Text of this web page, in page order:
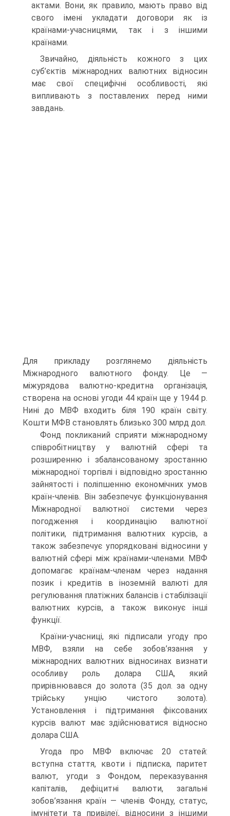
актами. Вони, як правило, мають право від
свого імені укладати договори як із
країнами-учасницями, так і з іншими
країнами.
Звичайно, діяльність кожного з цих
суб’єктів міжнародних валютних відносин
має свої специфічні особливості, які
випливають з поставлених перед ними
завдань.
Для прикладу розглянемо діяльність
Міжнародного валютного фонду. Це —
міжурядова валютно-кредитна організація,
створена на основі угоди 44 країн ще у 1944 р.
Нині до МВФ входить біля 190 країн світу.
Кошти МФВ становлять близько 300 млрд дол.
Фонд покликаний сприяти міжнародному
співробітництву у валютній сфері та
розширенню і збалансованому зростанню
міжнародної торгівлі і відповідно зростанню
зайнятості і поліпшенню економічних умов
країн-членів. Він забезпечує функціонування
Міжнародної валютної системи через
погодження і координацію валютної
політики, підтримання валютних курсів, а
також забезпечує упорядковані відносини у
валютній сфері між країнами-членами. МВФ
допомагає країнам-членам через надання
позик і кредитів в іноземній валюті для
регулювання платіжних балансів і стабілізації
валютних курсів, а також виконує інші
функції.
Країни-учасниці, які підписали угоду про
МВФ, взяли на себе зобов’язання у
міжнародних валютних відносинах визнати
особливу роль долара США, який
прирівнювався до золота (35 дол. за одну
трійську унцію чистого золота).
Установлення і підтримання фіксованих
курсів валют має здійснюватися відносно
долара США.
Угода про МВФ включає 20 статей:
вступна стаття, квоти і підписка, паритет
валют, угоди з Фондом, переказування
капіталів, дефіцитні валюти, загальні
зобов’язання країн — членів Фонду, статус,
імунітети та привілеї, відносини з іншими